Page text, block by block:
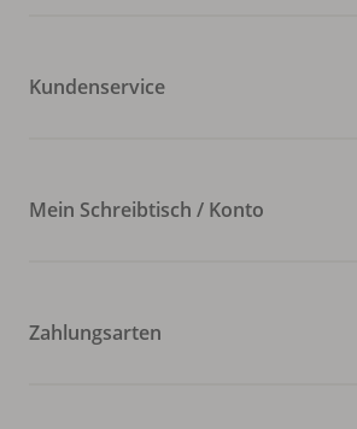
Kundenservice
Mein Schreibtisch / Konto
Zahlungsarten